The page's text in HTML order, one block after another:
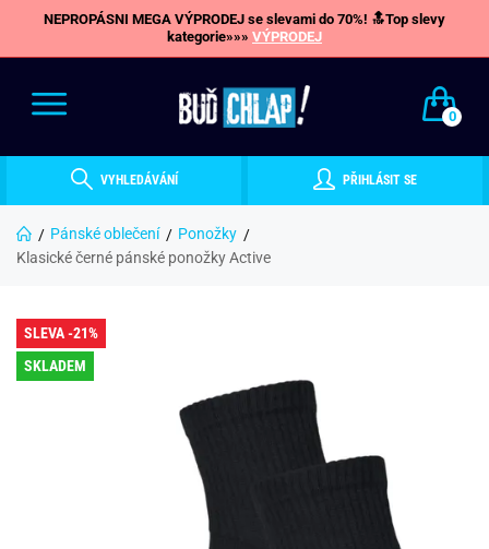
NEPROPÁSNI MEGA VÝPRODEJ se slevami do 70%! 🔝Top slevy
kategorie»»» VÝPRODEJ
0
VYHLEDÁVÁNÍ PŘIHLÁSIT SE
Pánské oblečení
Ponožky
Klasické černé pánské ponožky Active
SLEVA -21%
SKLADEM